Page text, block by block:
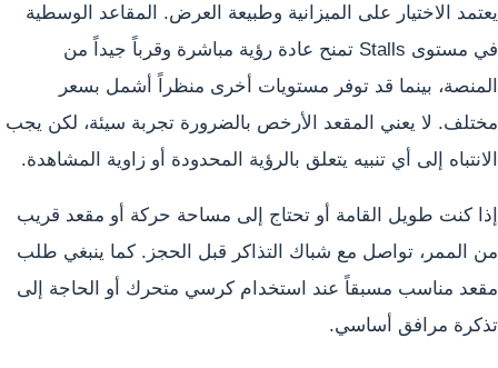
يعتمد الاختيار على الميزانية وطبيعة العرض. المقاعد الوسطية
في مستوى Stalls تمنح عادة رؤية مباشرة وقرباً جيداً من
المنصة، بينما قد توفر مستويات أخرى منظراً أشمل بسعر
مختلف. لا يعني المقعد الأرخص بالضرورة تجربة سيئة، لكن يجب
الانتباه إلى أي تنبيه يتعلق بالرؤية المحدودة أو زاوية المشاهدة.
إذا كنت طويل القامة أو تحتاج إلى مساحة حركة أو مقعد قريب
من الممر، تواصل مع شباك التذاكر قبل الحجز. كما ينبغي طلب
مقعد مناسب مسبقاً عند استخدام كرسي متحرك أو الحاجة إلى
تذكرة مرافق أساسي.